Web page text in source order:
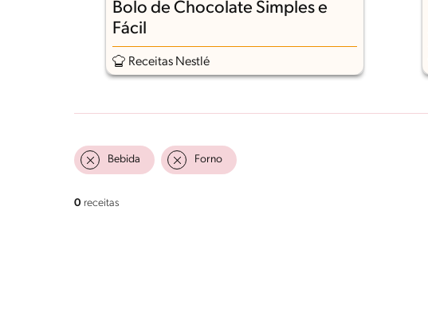
Bolo de Chocolate Simples e
Fácil
Receitas Nestlé
Bebida Forno
0 receitas